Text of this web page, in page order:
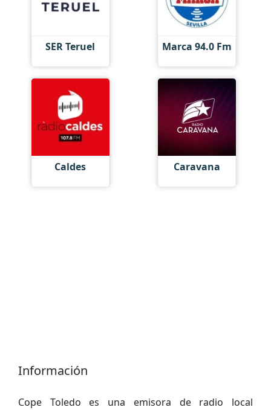
SER Teruel Marca 94.0 Fm
Caldes Caravana
Información
Cope Toledo es una emisora ​​de radio local